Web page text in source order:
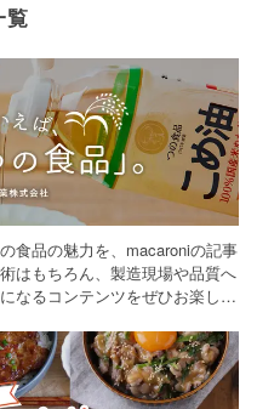
覧
食品の魅力を、macaroniの記事
はもちろん、製造現場や品質へ
なるコンテンツをぜひお楽しみ